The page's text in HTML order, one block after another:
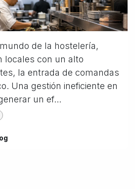
de la hostelería,
locales con un alto
la entrada de comandas
Una gestión ineficiente en
un ef...